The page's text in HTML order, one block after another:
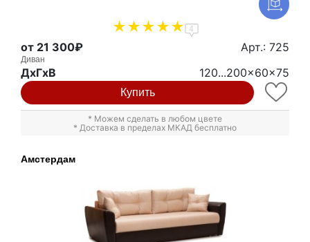
4
от 21 300₽ Арт.: 725
Диван
ДxГxВ 120...200x60x75
Купить
* Можем сделать в любом цвете
* Доставка в пределах МКАД бесплатно
Амстердам